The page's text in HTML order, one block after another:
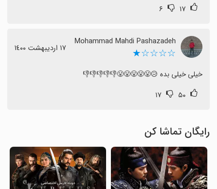
۱۷ ۶
Mohammad Mahdi Pashazadeh
☆☆☆☆★ ١٧ اردیبهشت ١٤٠٠
خیلی خیلی بده 😥😤😤😤😤😤👎👎👎👎👎
۵۰ ۱۷
رایگان تماشا کن